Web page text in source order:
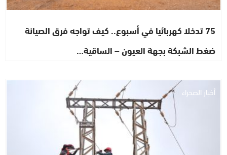
75 تدخلا كهربائيا في أسبوع.. كيف تواجه فرق الصيانة
ضغط الشبكة بجهة العيون – الساقية…
أخبار الصحراء